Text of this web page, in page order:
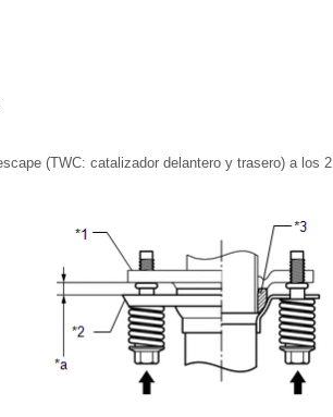
(TWC: catalizador delantero y trasero) a los 2